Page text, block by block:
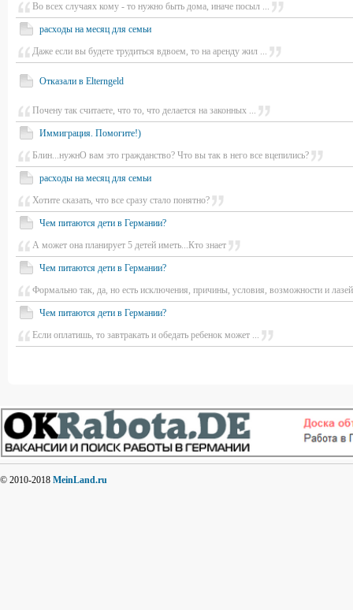
Во всех случаях кому - то нужно быть дома, иначе посыл ...
расходы на месяц для семьи
Даже если вы будете трудиться вдвоем, то на аренду жил ...
Отказали в Elterngeld
Почену так считаете, что то, что делается на законных ...
Иммиграция. Помогите!)
Блин...нужнО вам это гражданство? Что вы так в него все вцепились?
расходы на месяц для семьи
Хотите сказать, что все сразу стало понятно?
Чем питаются дети в Германии?
А может она планирует 5 детей иметь...Кто знает
Чем питаются дети в Германии?
Формально так, да, но есть исключения, причины, условия, возможности и
Чем питаются дети в Германии?
Если оплатишь, то завтракать и обедать ребенок может ...
© 2010-2018 MeinLand.ru